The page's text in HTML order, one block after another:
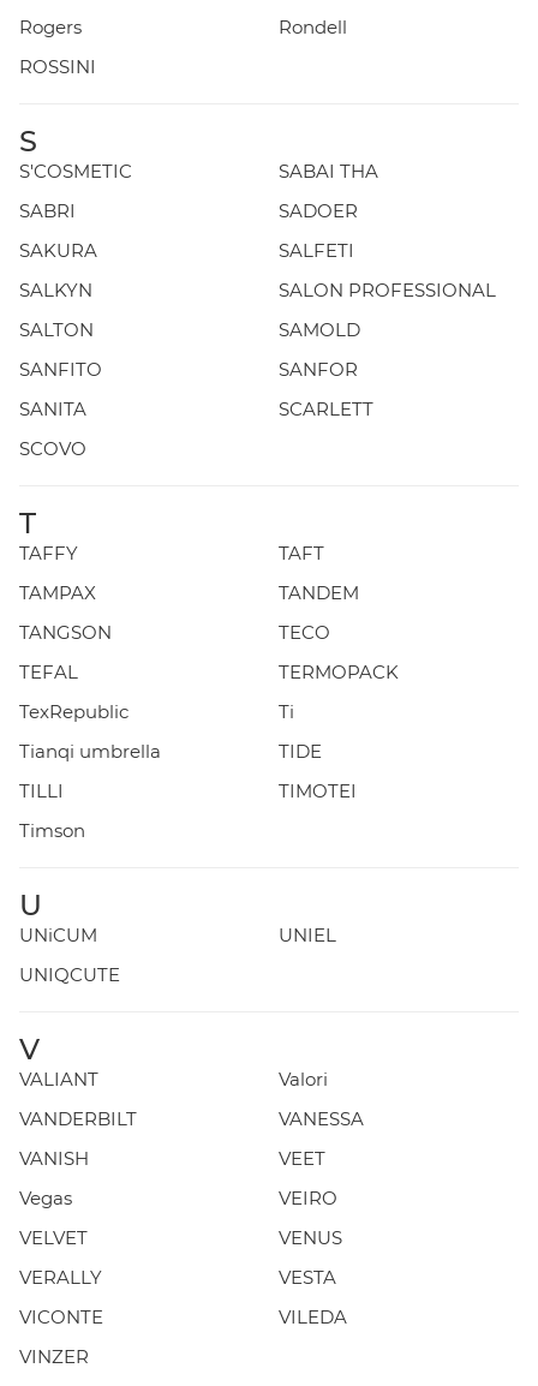
Rogers
Rondell
ROSSINI
S
S'COSMETIC
SABAI THA
SABRI
SADOER
SAKURA
SALFETI
SALKYN
SALON PROFESSIONAL
SALTON
SAMOLD
SANFITO
SANFOR
SANITA
SCARLETT
SCOVO
T
TAFFY
TAFT
TAMPAX
TANDEM
TANGSON
TECO
TEFAL
TERMOPACK
TexRepublic
Ti
Tianqi umbrella
TIDE
TILLI
TIMOTEI
Timson
U
UNiCUM
UNIEL
UNIQCUTE
V
VALIANT
Valori
VANDERBILT
VANESSA
VANISH
VEET
Vegas
VEIRO
VELVET
VENUS
VERALLY
VESTA
VICONTE
VILEDA
VINZER